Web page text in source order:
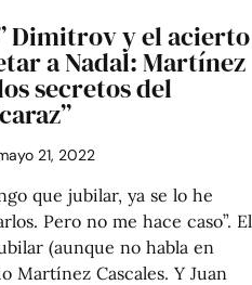
Dimitrov y el acierto
a Nadal: Martínez
secretos del
21, 2022
que jubilar, ya se lo he
Pero no me hace caso”. El
(aunque no habla en
Martínez Cascales. Y Juan